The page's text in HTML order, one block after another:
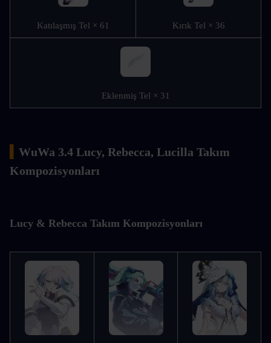
Katılaşmış Tel × 61 Kırık Tel × 36
Eklenmiş Tel × 31
WuWa 3.4 Lucy, Rebecca, Lucilla Takım
Kompozisyonları
Lucy & Rebecca Takım Kompozisyonları